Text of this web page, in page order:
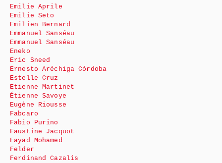
Emilie Aprile
Emilie Seto
Emilien Bernard
Emmanuel Sanséau
Emmanuel Sanséau
Eneko
Eric Sneed
Ernesto Aréchiga Córdoba
Estelle Cruz
Etienne Martinet
Étienne Savoye
Eugène Riousse
Fabcaro
Fabio Purino
Faustine Jacquot
Fayad Mohamed
Felder
Ferdinand Cazalis